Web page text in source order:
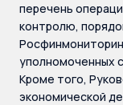
перечень
контролю,
уполномоченных
Кроме того,
экономической